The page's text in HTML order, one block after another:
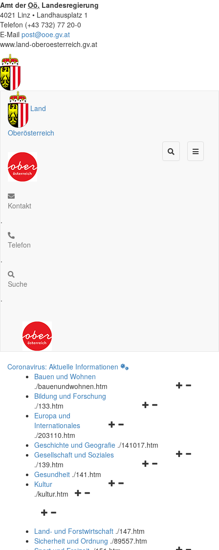
Amt derOö. Landesregierung
4021 Linz • Landhausplatz 1
Telefon (+43 732) 77 20-0
E-Mail post@ooe.gv.at
www.land-oberoesterreich.gv.at
Land
Oberösterreich
Kontakt
.
Telefon
.
Suche
.
Coronavirus: Aktuelle Informationen
Bauen und Wohnen
./bauenundwohnen.htm
Navigationsmenü
Bildung und Forschung
./133.htm
Navigationsmenü
und
schließen
Europa und
Internationales
./203110.htm
Geschichte und Geografie ./141017.htm
Navigationsmenü
Gesellschaft und Soziales
./139.htm
Navigationsmenü
Gesundheit ./141.htm
Navigationsmenü
Kultur
./kultur.htm
Navigationsmenü
und
schließen
Land- und Forstwirtschaft ./147.htm
Sicherheit und Ordnung ./89557.htm